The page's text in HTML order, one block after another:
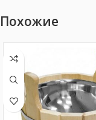
Похожие